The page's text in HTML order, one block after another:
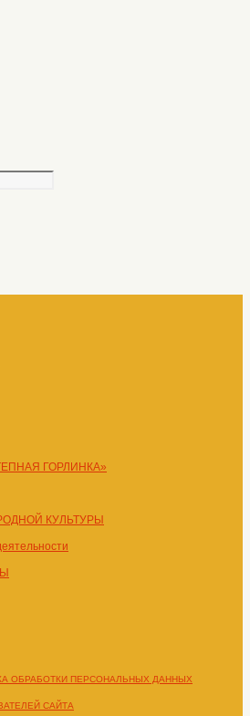
ГОРЛИНКА»
КУЛЬТУРЫ
ОБРАБОТКИ ПЕРСОНАЛЬНЫХ ДАННЫХ
САЙТА